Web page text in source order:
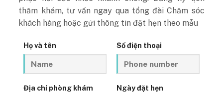
thăm khám, tư vấn ngay qua tổng đài Chăm sóc
khách hàng hoặc gửi thông tin đặt hẹn theo mẫu
Họ và tên Số điện thoại
Địa chỉ phòng khám Ngày đặt hẹn